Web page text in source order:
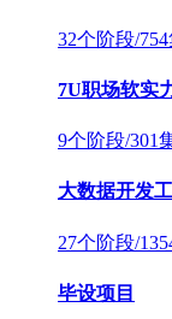
32个阶段/
7U职场软实
9个阶段/301
大数据开发
27个阶段/
毕设项目